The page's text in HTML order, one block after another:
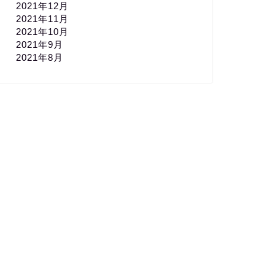
2021年12月
2021年11月
2021年10月
2021年9月
2021年8月